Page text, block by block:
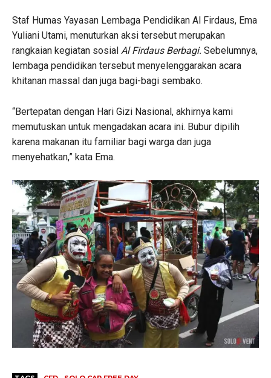
Staf Humas Yayasan Lembaga Pendidikan Al Firdaus, Ema
Yuliani Utami, menuturkan aksi tersebut merupakan
rangkaian kegiatan sosial Al Firdaus Berbagi. Sebelumnya,
lembaga pendidikan tersebut menyelenggarakan acara
khitanan massal dan juga bagi-bagi sembako.
“Bertepatan dengan Hari Gizi Nasional, akhirnya kami
memutuskan untuk mengadakan acara ini. Bubur dipilih
karena makanan itu familiar bagi warga dan juga
menyehatkan,” kata Ema.